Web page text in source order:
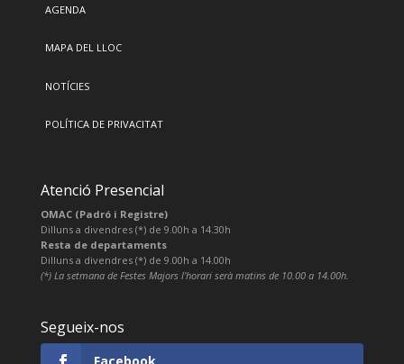
AGENDA
MAPA DEL LLOC
NOTÍCIES
POLÍTICA DE PRIVACITAT
Atenció Presencial
OMAC (Padró i Registre)
Dilluns a divendres (*) de 9.00h a 14.30h
Resta de departaments
Dilluns a divendres (*) de 9.00h a 14.00h
(*) La setmana de Festes Majors l’horari serà matins de 10.00 a 14.00h.
Segueix-nos